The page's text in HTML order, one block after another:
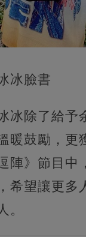
冰臉書
冰除了給予
暖鼓勵，更
陣》節目中
希望讓更多
。